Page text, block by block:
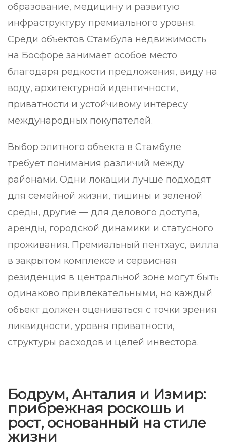
образование, медицину и развитую
инфраструктуру премиального уровня.
Среди объектов Стамбула недвижимость
на Босфоре занимает особое место
благодаря редкости предложения, виду на
воду, архитектурной идентичности,
приватности и устойчивому интересу
международных покупателей.
Выбор элитного объекта в Стамбуле
требует понимания различий между
районами. Одни локации лучше подходят
для семейной жизни, тишины и зеленой
среды, другие — для делового доступа,
аренды, городской динамики и статусного
проживания. Премиальный пентхаус, вилла
в закрытом комплексе и сервисная
резиденция в центральной зоне могут быть
одинаково привлекательными, но каждый
объект должен оцениваться с точки зрения
ликвидности, уровня приватности,
структуры расходов и целей инвестора.
Бодрум, Анталия и Измир:
прибрежная роскошь и
рост, основанный на стиле
жизни